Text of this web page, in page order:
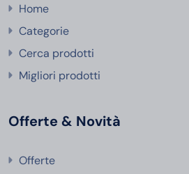
Home
Categorie
Cerca prodotti
Migliori prodotti
Offerte & Novità
Offerte